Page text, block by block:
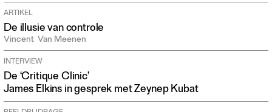
ARTIKEL
De illusie van controle
Vincent Van Meenen
INTERVIEW
De ‘Critique Clinic’
James Elkins in gesprek met Zeynep Kubat